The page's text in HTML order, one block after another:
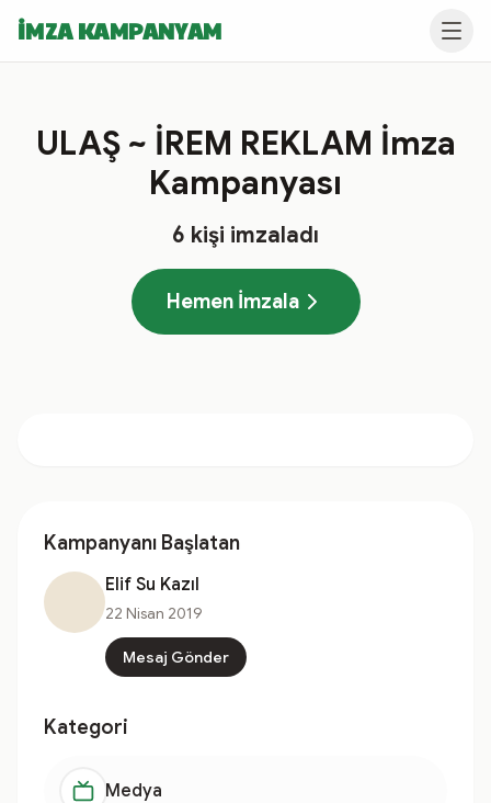
İMZA KAMPANYAM
ULAŞ ~ İREM REKLAM İmza
Kampanyası
6 kişi imzaladı
Hemen İmzala
Kampanyanı Başlatan
Elif Su Kazıl
22 Nisan 2019
Mesaj Gönder
Kategori
Medya